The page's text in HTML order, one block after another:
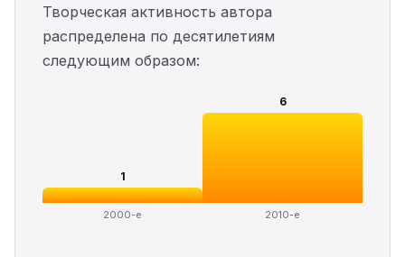
Творческая активность автора
распределена по десятилетиям
следующим образом:
1
2000-е
6
2010-е